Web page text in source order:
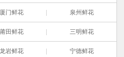
厦门鲜花 泉州鲜花
莆田鲜花 三明鲜花
龙岩鲜花 宁德鲜花